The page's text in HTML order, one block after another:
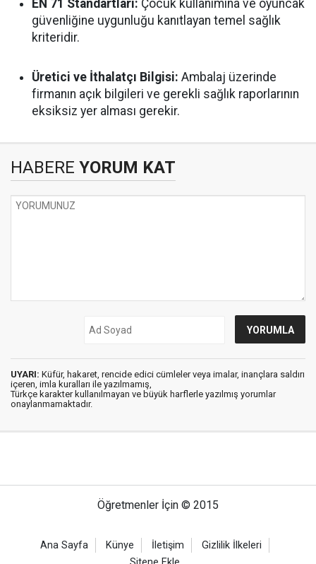
EN 71 Standartları: Çocuk kullanımına ve oyuncak
güvenliğine uygunluğu kanıtlayan temel sağlık
kriteridir.
Üretici ve İthalatçı Bilgisi: Ambalaj üzerinde
firmanın açık bilgileri ve gerekli sağlık raporlarının
eksiksiz yer alması gerekir.
HABERE YORUM KAT
UYARI: Küfür, hakaret, rencide edici cümleler veya imalar, inançlara saldırı
içeren, imla kuralları ile yazılmamış,
Türkçe karakter kullanılmayan ve büyük harflerle yazılmış yorumlar
onaylanmamaktadır.
Öğretmenler İçin © 2015
Ana Sayfa Künye İletişim
Gizlilik İlkeleri